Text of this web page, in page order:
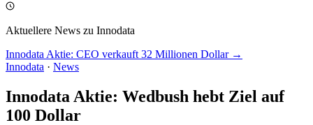
Aktuellere News zu Innodata
Innodata Aktie: CEO verkauft 32 Millionen Dollar →
Innodata · News
Innodata Aktie: Wedbush hebt Ziel auf
100 Dollar